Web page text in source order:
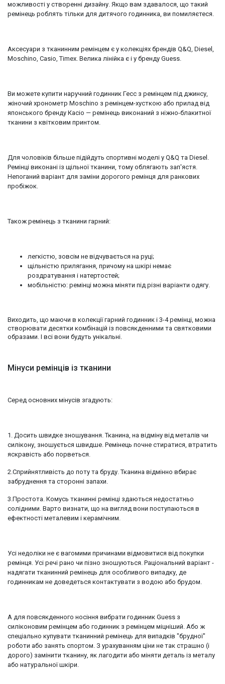
можливості у створенні дизайну. Якщо вам здавалося, що такий
ремінець роблять тільки для дитячого годинника, ви помиляєтеся.
Аксесуари з тканинним ремінцем є у колекціях брендів Q&Q, Diesel,
Moschino, Casio, Timex. Велика лінійка є і у бренду Guess.
Ви можете купити наручний годинник Гесс з ремінцем під джинсу,
жіночий хронометр Moschino з ремінцем-хусткою або прилад від
японського бренду Касіо — ремінець виконаний з ніжно-блакитної
тканини з квітковим принтом.
Для чоловіків більше підійдуть спортивні моделі у Q&Q та Diesel.
Ремінці виконані із щільної тканини, тому облягають зап'ястя.
Непоганий варіант для заміни дорогого ремінця для ранкових
пробіжок.
Також ремінець з тканини гарний:
легкістю, зовсім не відчувається на руці;
щільністю прилягання, причому на шкірі немає
роздратування і натертостей;
мобільністю: ремінці можна міняти під різні варіанти одягу.
Виходить, що маючи в колекції гарний годинник і 3-4 ремінці, можна
створювати десятки комбінацій із повсякденними та святковими
образами. І всі вони будуть унікальні.
Мінуси ремінців із тканини
Серед основних мінусів згадують:
1. Досить швидке зношування. Тканина, на відміну від металів чи
силікону, зношується швидше. Ремінець почне стиратися, втратить
яскравість або порветься.
2.Сприйнятливість до поту та бруду. Тканина відмінно вбирає
забруднення та сторонні запахи.
3.Простота. Комусь тканинні ремінці здаються недостатньо
солідними. Варто визнати, що на вигляд вони поступаються в
ефектності металевим і керамічним.
Усі недоліки не є вагомими причинами відмовитися від покупки
ремінця. Усі речі рано чи пізно зношуються. Раціональний варіант -
надягати тканинний ремінець для особливого випадку, де
годинникам не доведеться контактувати з водою або брудом.
А для повсякденного носіння вибрати годинник Guess з
силіконовим ремінцем або годинник з ремінцем міцніший. Або ж
спеціально купувати тканинний ремінець для випадків "брудної"
роботи або занять спортом. З урахуванням ціни не так страшно (і
дорого) замінити тканину, як лагодити або міняти деталь із металу
або натуральної шкіри.